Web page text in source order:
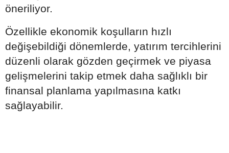
öneriliyor.
Özellikle ekonomik koşulların hızlı
değişebildiği dönemlerde, yatırım tercihlerini
düzenli olarak gözden geçirmek ve piyasa
gelişmelerini takip etmek daha sağlıklı bir
finansal planlama yapılmasına katkı
sağlayabilir.